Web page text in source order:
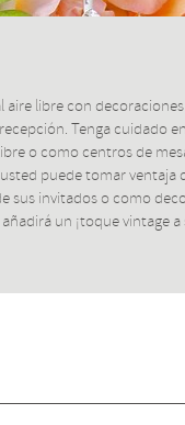
libre con
Tenga cuidado
o como centros de
puede tomar
invitados o como
un ¡toque vintage a